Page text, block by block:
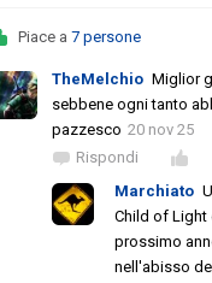
Piace a7 persone
TheMelchio Miglior
sebbene ogni tanto
pazzesco 20 nov 25
Rispondi
Marchiato
Child of Light
prossimo
nell'abisso